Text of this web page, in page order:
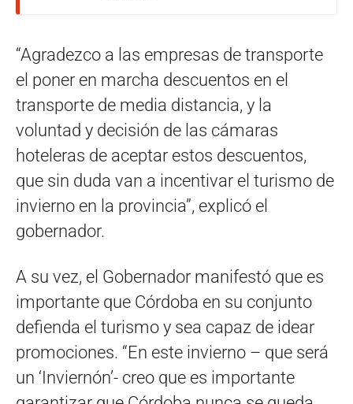
“Agradezco a las empresas de transporte
el poner en marcha descuentos en el
transporte de media distancia, y la
voluntad y decisión de las cámaras
hoteleras de aceptar estos descuentos,
que sin duda van a incentivar el turismo de
invierno en la provincia”, explicó el
gobernador.
A su vez, el Gobernador manifestó que es
importante que Córdoba en su conjunto
defienda el turismo y sea capaz de idear
promociones. “En este invierno – que será
un ‘Inviernón’- creo que es importante